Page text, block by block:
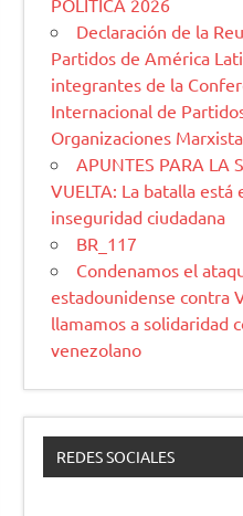
Declaración de la
Partidos de América
integrantes de la
Internacional de
Organizaciones
APUNTES PARA LA
VUELTA: La batalla está
inseguridad ciudadana
BR_117
Condenamos el
estadounidense contra
llamamos a solidaridad
venezolano
REDES SOCIALES